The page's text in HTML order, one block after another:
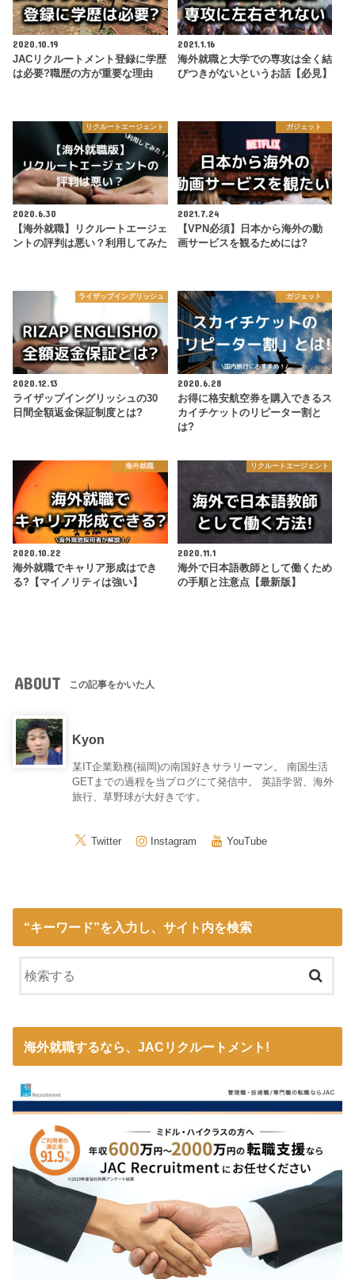
2020.10.19
JACリクルートメント登録に学歴
は必要?職歴の方が重要な理由
2021.1.16
海外就職と大学での専攻は全く結
びつきがないというお話【必見】
リクルートエージェント
2020.6.30
【海外就職】リクルートエージェ
ントの評判は悪い？利用してみた
ガジェット
2021.7.24
【VPN必須】日本から海外の動
画サービスを観るためには?
ライザップイングリッシュ
2020.12.13
ライザップイングリッシュの30
日間全額返金保証制度とは?
ガジェット
2020.6.28
お得に格安航空券を購入できるス
カイチケットのリピーター割と
は?
海外就職
2020.10.22
海外就職でキャリア形成はでき
る?【マイノリティは強い】
リクルートエージェント
2020.11.1
海外で日本語教師として働くため
の手順と注意点【最新版】
ABOUT この記事をかいた人
Kyon
某IT企業勤務(福岡)の南国好きサラリーマン。 南国生活
GETまでの過程を当ブログにて発信中。 英語学習、海外
旅行、草野球が大好きです。
Twitter Instagram YouTube
“キーワード”を入力し、サイト内を検索
海外就職するなら、JACリクルートメント!